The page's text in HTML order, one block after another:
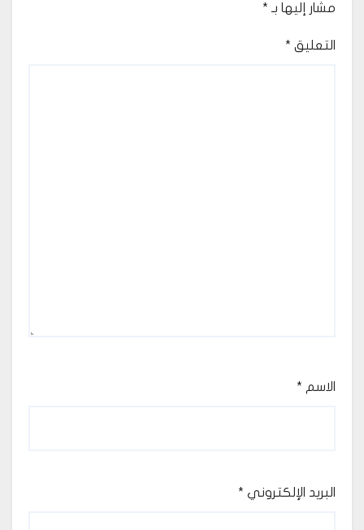
مشار إليها بـ *
التعليق *
الاسم *
البريد الإلكتروني *